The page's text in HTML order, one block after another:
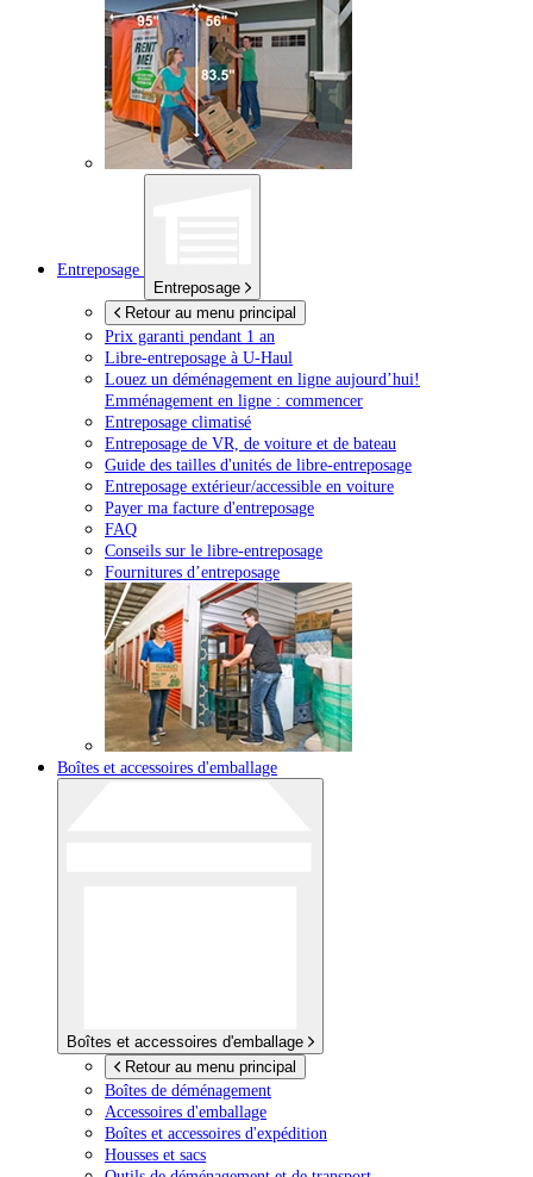
Entreposage
Entreposage
Retour au menu principal
Prix garanti pendant 1 an
Libre-entreposage à U-Haul
Louez un déménagement en ligne aujourd’hui!
Emménagement en ligne : commencer
Entreposage climatisé
Entreposage de VR, de voiture et de bateau
Guide des tailles d'unités de libre-entreposage
Entreposage extérieur/accessible en voiture
Payer ma facture d'entreposage
FAQ
Conseils sur le libre-entreposage
Fournitures d’entreposage
Boîtes et accessoires d'emballage
Boîtes et accessoires d'emballage
Retour au menu principal
Boîtes de déménagement
Accessoires d'emballage
Boîtes et accessoires d'expédition
Housses et sacs